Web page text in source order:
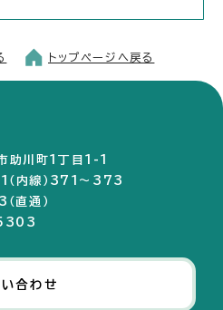
トップページへ戻る
川町1丁目1-1
内線）371～373
通）
合わせ